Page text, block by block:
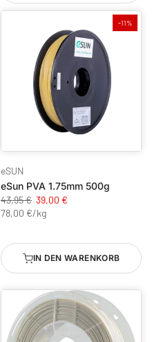
-11%
eSUN
eSun PVA 1.75mm 500g
43,95 € 39,00 €
78,00 €/kg
IN DEN WARENKORB